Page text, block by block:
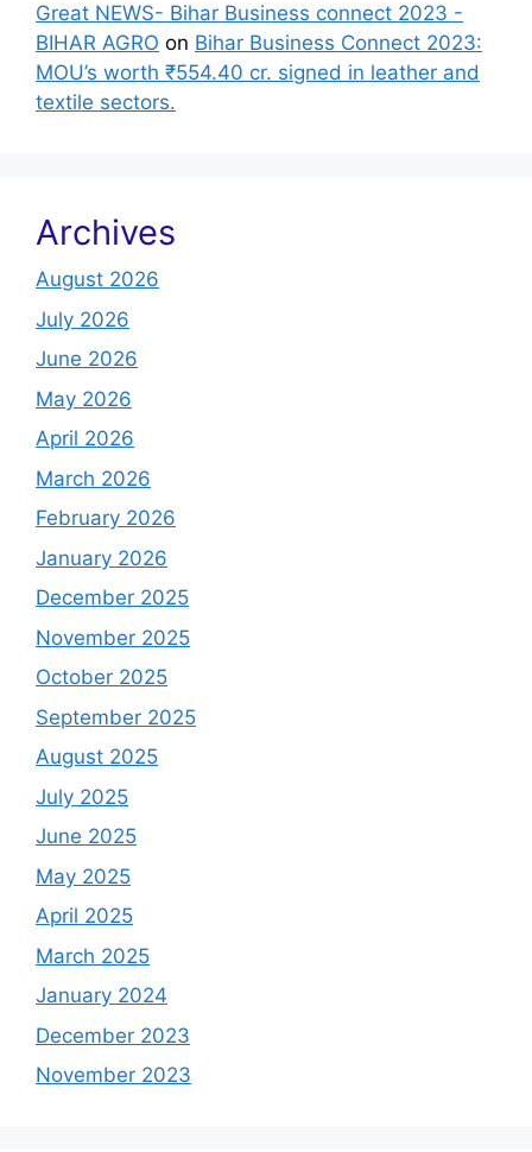
Great NEWS- Bihar Business connect 2023 -
BIHAR AGRO on Bihar Business Connect 2023:
MOU’s worth ₹554.40 cr. signed in leather and
textile sectors.
Archives
August 2026
July 2026
June 2026
May 2026
April 2026
March 2026
February 2026
January 2026
December 2025
November 2025
October 2025
September 2025
August 2025
July 2025
June 2025
May 2025
April 2025
March 2025
January 2024
December 2023
November 2023